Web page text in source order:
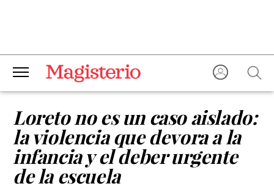
Loreto no es un caso aislado:
la violencia que devora a la
infancia y el deber urgente
de la escuela